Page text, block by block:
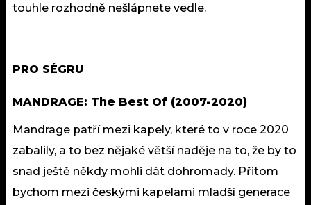
touhle rozhodně nešlápnete vedle.
PRO SÉGRU
MANDRAGE: The Best Of (2007-2020)
Mandrage patří mezi kapely, které to v roce 2020
zabalily, a to bez nějaké větší naděje na to, že by to
snad ještě někdy mohli dát dohromady. Přitom
bychom mezi českými kapelami mladší generace